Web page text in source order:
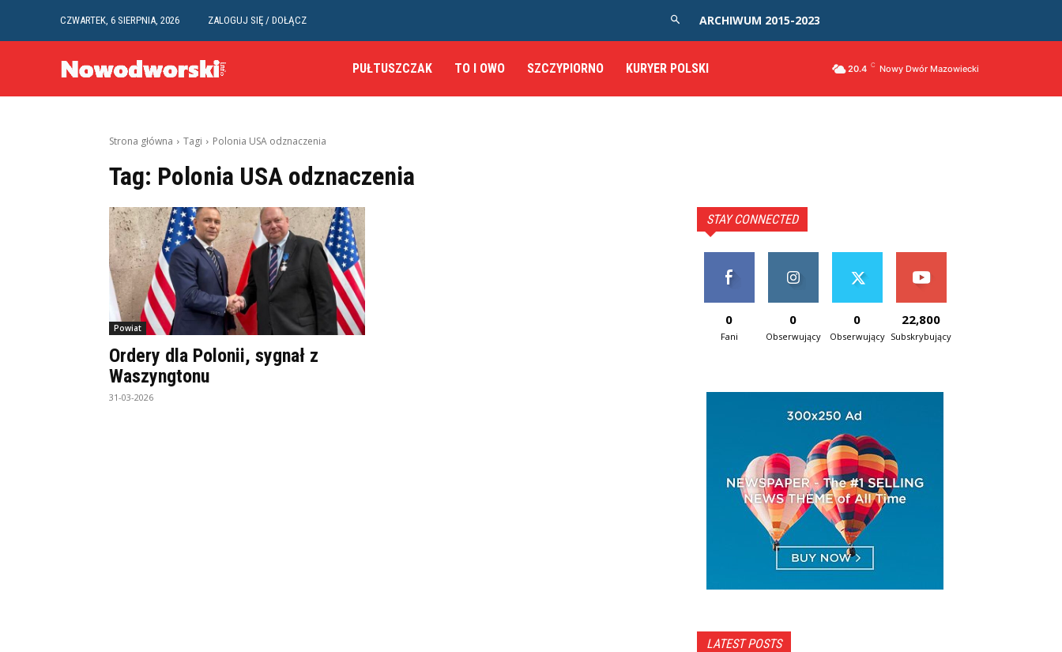
CZWARTEK, 6 SIERPNIA, 2026 ZALOGUJ SIĘ / DOŁĄCZ ARCHIWUM 2015-2023
PUŁTUSZCZAK TO I OWO SZCZYPIORNO KURYER POLSKI 20.4 C Nowy Dwór Mazowiecki
Strona główna Tagi Polonia USA odznaczenia
Tag: Polonia USA odznaczenia
Powiat
Ordery dla Polonii, sygnał z
Waszyngtonu
31-03-2026
STAY CONNECTED
0
Fani
0
Obserwujący
0
Obserwujący
22,800
Subskrybujący
LATEST POSTS